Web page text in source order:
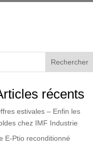
Rechercher
récents
estivales – Enfin les
chez IMF Industrie
E-Ptio reconditionné